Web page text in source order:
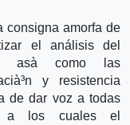
consigna amorfa de
el análisis del
asà­ como las
y resistencia
de dar voz a todas
a los cuales el